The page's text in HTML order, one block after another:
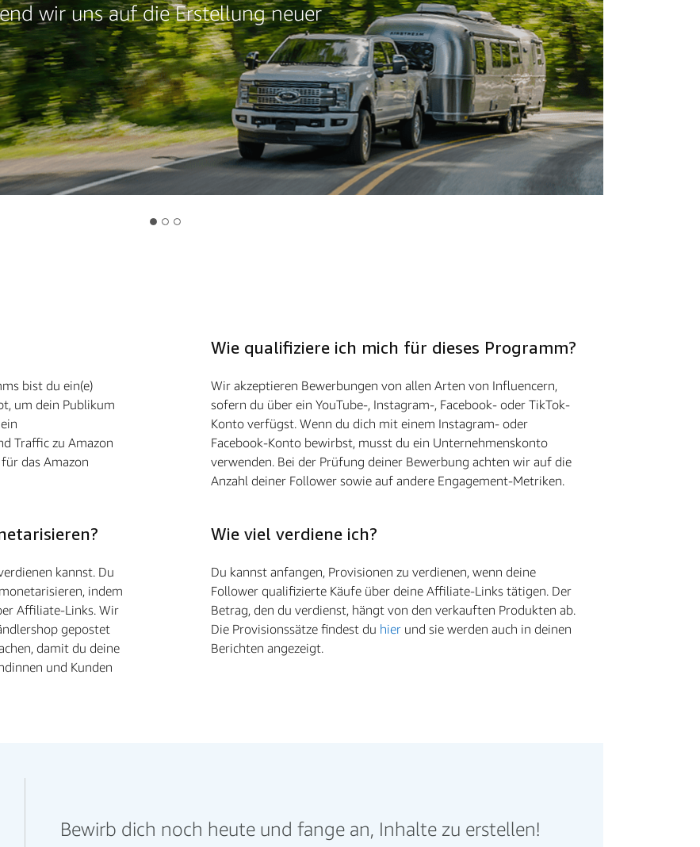
wir uns auf die Erstellung neuer
bist du ein(e)
um dein Publikum
Traffic zu Amazon
das Amazon
kannst. Du
indem
Affiliate-Links. Wir
gepostet
damit du deine
und Kunden
Wie qualifiziere ich mich für dieses Programm?
Wir akzeptieren Bewerbungen von allen Arten von Influencern,
sofern du über ein YouTube-, Instagram-, Facebook- oder TikTok-
Konto verfügst. Wenn du dich mit einem Instagram- oder
Facebook-Konto bewirbst, musst du ein Unternehmenskonto
verwenden. Bei der Prüfung deiner Bewerbung achten wir auf die
Anzahl deiner Follower sowie auf andere Engagement-Metriken.
Wie viel verdiene ich?
Du kannst anfangen, Provisionen zu verdienen, wenn deine
Follower qualifizierte Käufe über deine Affiliate-Links tätigen. Der
Betrag, den du verdienst, hängt von den verkauften Produkten ab.
Die Provisionssätze findest du hier und sie werden auch in deinen
Berichten angezeigt.
Bewirb dich noch heute und fange an, Inhalte zu erstellen!